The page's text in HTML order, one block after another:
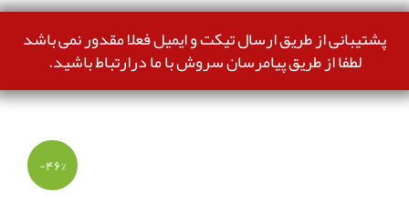
پشتیبانی از طریق ارسال تیکت و ایمیل فعلا مقدور نمی باشد
لطفا از طریق پیامرسان سروش با ما درارتباط باشید.
-۴۶%